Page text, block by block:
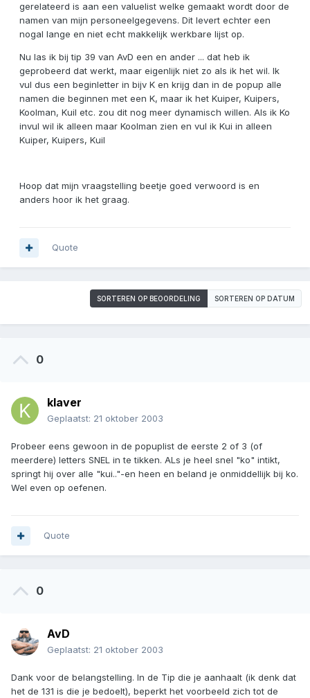
gerelateerd is aan een valuelist welke gemaakt wordt door de
namen van mijn personeelgegevens. Dit levert echter een
nogal lange en niet echt makkelijk werkbare lijst op.
Nu las ik bij tip 39 van AvD een en ander ... dat heb ik
geprobeerd dat werkt, maar eigenlijk niet zo als ik het wil. Ik
vul dus een beginletter in bijv K en krijg dan in de popup alle
namen die beginnen met een K, maar ik het Kuiper, Kuipers,
Koolman, Kuil etc. zou dit nog meer dynamisch willen. Als ik Ko
invul wil ik alleen maar Koolman zien en vul ik Kui in alleen
Kuiper, Kuipers, Kuil
Hoop dat mijn vraagstelling beetje goed verwoord is en
anders hoor ik het graag.
Quote
SORTEREN OP BEOORDELING SORTEREN OP DATUM
0
klaver
Geplaatst: 21 oktober 2003
Probeer eens gewoon in de popuplist de eerste 2 of 3 (of
meerdere) letters SNEL in te tikken. ALs je heel snel "ko" intikt,
springt hij over alle "kui.."-en heen en beland je onmiddellijk bij ko.
Wel even op oefenen.
Quote
0
AvD
Geplaatst: 21 oktober 2003
Dank voor de belangstelling. In de Tip die je aanhaalt (ik denk dat
het de 131 is die je bedoelt), beperkt het voorbeeld zich tot de